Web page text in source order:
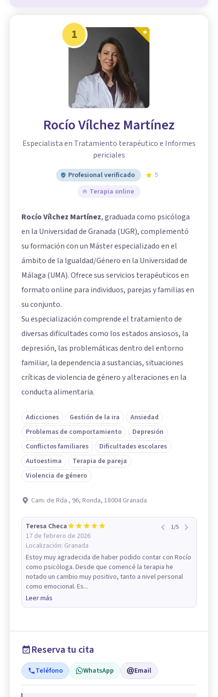
1
Rocío Vílchez Martínez
Especialista en Tratamiento terapéutico e Informes
periciales
Profesional verificado
5
Terapia online
Rocío Vílchez Martínez, graduada como psicóloga
en la Universidad de Granada (UGR), complementó
su formación con un Máster especializado en el
ámbito de la Igualdad/Género en la Universidad de
Málaga (UMA). Ofrece sus servicios terapéuticos en
formato online para individuos, parejas y familias en
su conjunto.
Su especialización comprende el tratamiento de
diversas dificultades como los estados ansiosos, la
depresión, las problemáticas dentro del entorno
familiar, la dependencia a sustancias, situaciones
críticas de violencia de género y alteraciones en la
conducta alimentaria.
Adicciones Gestión de la ira
Ansiedad
Problemas de comportamiento
Depresión
Conflictos familiares
Dificultades escolares
Autoestima
Terapia de pareja
Violencia de género
Cam. de Rda., 96, Ronda, 18004 Granada
Teresa Checa
17 de febrero de 2026
Localización: Granada
1/5
Estoy muy agradecida de haber podido contar con Rocío
como psicóloga. Desde que comencé la terapia he
notado un cambio muy positivo, tanto a nivel personal
como emocional. Es...
Leer más
Reserva tu cita
Teléfono WhatsApp Email